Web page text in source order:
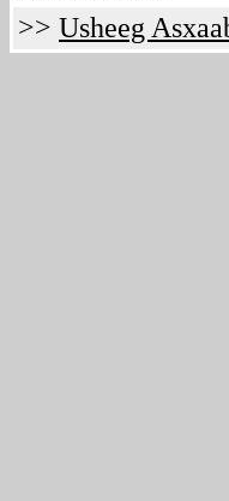
>> Usheeg